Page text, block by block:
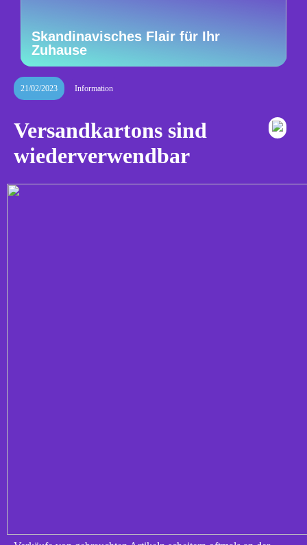
Skandinavisches Flair für Ihr
Zuhause
21/02/2023 Information
Versandkartons sind
wiederverwendbar